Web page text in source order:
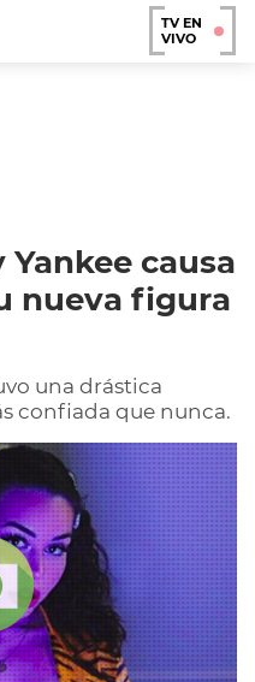
TV EN
VIVO
causa
nueva figura
una drástica
confiada que nunca.